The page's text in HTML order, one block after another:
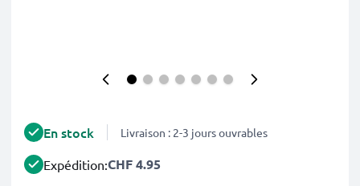
En stock Livraison : 2-3 jours ouvrables
Expédition:CHF 4.95